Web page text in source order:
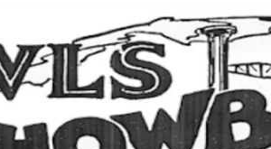
Dallas jingle
De Tourtune
Ferry Maat 65
Ferry Maat
Jingle Awards